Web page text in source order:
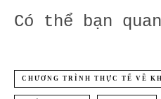
Có thể bạn
CHƯƠNG TRÌNH THỰC TẾ VỀ